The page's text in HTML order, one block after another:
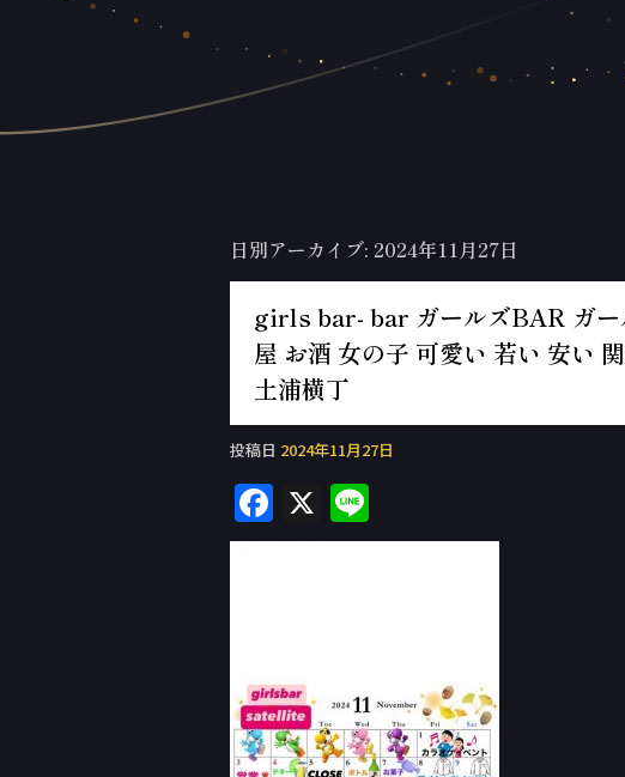
日別アーカイブ: 2024年11月27日
girls bar- bar ガールズBAR ガー
屋 お酒 女の子 可愛い 若い 安い
土浦横丁
投稿日 2024年11月27日
F
a
o
o
X
n